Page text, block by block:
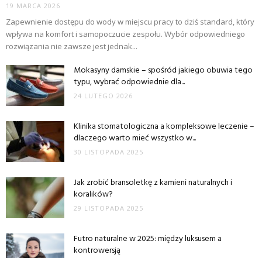
19 MARCA 2026
Zapewnienie dostępu do wody w miejscu pracy to dziś standard, który
wpływa na komfort i samopoczucie zespołu. Wybór odpowiedniego
rozwiązania nie zawsze jest jednak...
Mokasyny damskie – spośród jakiego obuwia tego
typu, wybrać odpowiednie dla...
24 LUTEGO 2026
Klinika stomatologiczna a kompleksowe leczenie –
dlaczego warto mieć wszystko w...
30 LISTOPADA 2025
Jak zrobić bransoletkę z kamieni naturalnych i
koralików?
29 LISTOPADA 2025
Futro naturalne w 2025: między luksusem a
kontrowersją